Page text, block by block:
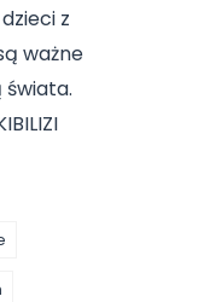
z
ważne
świata.